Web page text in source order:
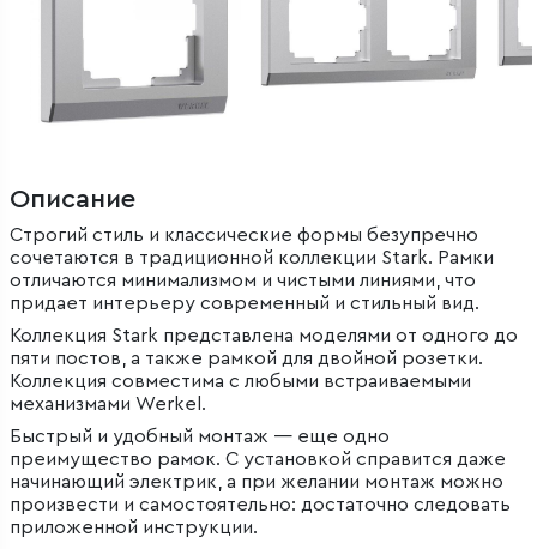
Описание
Строгий стиль и классические формы безупречно
сочетаются в традиционной коллекции Stark. Рамки
отличаются минимализмом и чистыми линиями, что
придает интерьеру современный и стильный вид.
Коллекция Stark представлена моделями от одного до
пяти постов, а также рамкой для двойной розетки.
Коллекция совместима с любыми встраиваемыми
механизмами Werkel.
Быстрый и удобный монтаж — еще одно
преимущество рамок. С установкой справится даже
начинающий электрик, а при желании монтаж можно
произвести и самостоятельно: достаточно следовать
приложенной инструкции.